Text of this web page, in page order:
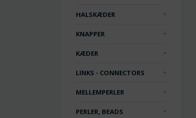
HALSKÆDER
KNAPPER
KÆDER
LINKS - CONNECTORS
MELLEMPERLER
PERLER, BEADS